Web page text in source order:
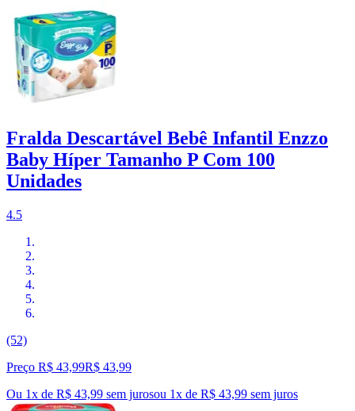
Fralda Descartável Bebê Infantil Enzzo
Baby Híper Tamanho P Com 100
Unidades
4.5
(52)
Preço R$ 43,99R$ 43,99
Ou 1x de R$ 43,99 sem jurosou 1x de R$ 43,99 sem juros